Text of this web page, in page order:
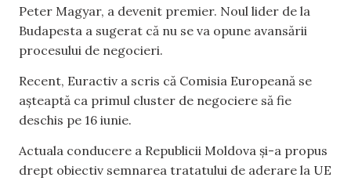
Peter Magyar, a devenit premier. Noul lider de la
Budapesta a sugerat că nu se va opune avansării
procesului de negocieri.
Recent, Euractiv a scris că Comisia Europeană se
așteaptă ca primul cluster de negociere să fie
deschis pe 16 iunie.
Actuala conducere a Republicii Moldova și-a propus
drept obiectiv semnarea tratatului de aderare la UE